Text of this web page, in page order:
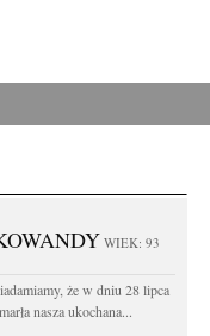
WIEK: 93
że w dniu 28 lipca
nasza ukochana...